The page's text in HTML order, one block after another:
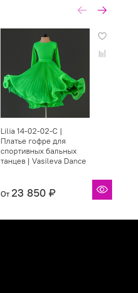
Lilia 14-02-02-С |
Платье гофре для
спортивных бальных
танцев | Vasileva Dance
От 23 850 ₽